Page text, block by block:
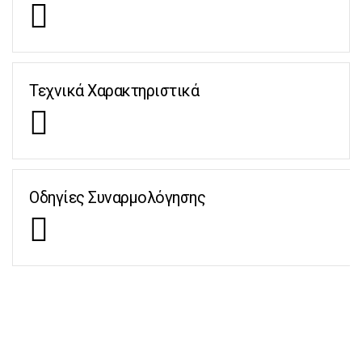
Τεχνικά Χαρακτηριστικά
Οδηγίες Συναρμολόγησης